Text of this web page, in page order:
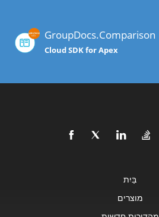
GroupDocs.Comparison
Cloud SDK for Apex
בַּיִת
מוצרים